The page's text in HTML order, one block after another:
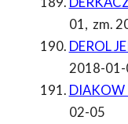
01, zm.
DEROL
2018-
DIAKOW
02-05